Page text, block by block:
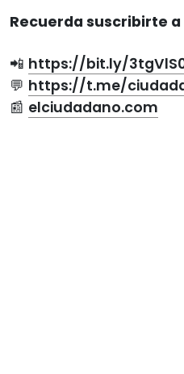
Recuerda suscribirte
📲 https://bit.ly/
💬 https://t.me/
📰 elciudadano.com